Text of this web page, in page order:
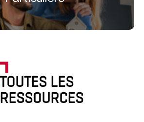
TOUTES LES
RESSOURCES